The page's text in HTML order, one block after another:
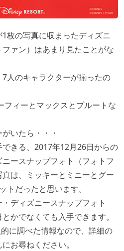
枚の写真に収まったディズニ
ァン）はあまり見たことがな
人のキャラクターが揃ったの
フィーとマックスとプルートな
いたら・・・
きる、2017年12月26日からの
ニースナップフォト（フォトフ
は、ミッキーとミニーとグー
トだったと思います。
ディズニースナップフォト
かでなくても入手できます。
に調べた情報なので、詳細の
お尋ねください。